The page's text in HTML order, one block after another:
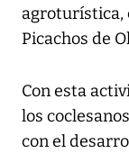
agroturística,
Picachos de
Con esta
los
con el